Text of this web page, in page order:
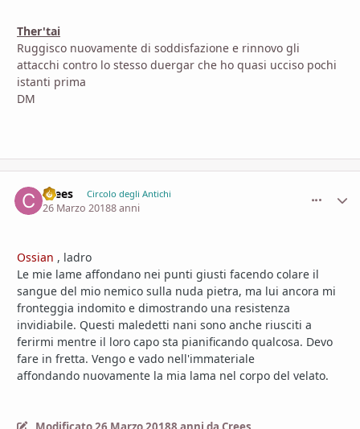
Ther'tai
Ruggisco nuovamente di soddisfazione e rinnovo gli
attacchi contro lo stesso duergar che ho quasi ucciso pochi
istanti prima
DM
Crees Circolo degli Antichi
26 Marzo 20188 anni
Ossian , ladro
Le mie lame affondano nei punti giusti facendo colare il
sangue del mio nemico sulla nuda pietra, ma lui ancora mi
fronteggia indomito e dimostrando una resistenza
invidiabile. Questi maledetti nani sono anche riusciti a
ferirmi mentre il loro capo sta pianificando qualcosa. Devo
fare in fretta. Vengo e vado nell'immateriale
affondando nuovamente la mia lama nel corpo del velato.